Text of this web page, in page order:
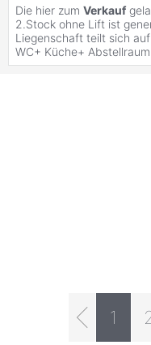
Die hier zum Verkauf
2.Stock ohne Lift ist
Liegenschaft teilt sich
WC+ Küche+
1